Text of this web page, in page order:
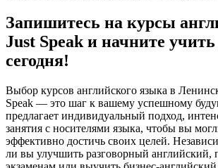
Запишитесь на курсы
Just Speak и начните
сегодня!
Выбор курсов английского языка в
Speak — это шаг к вашему успешному
предлагает индивидуальный подход,
занятия с носителями языка, чтобы вы
эффективно достичь своих целей.
ли вы улучшить разговорный английский,